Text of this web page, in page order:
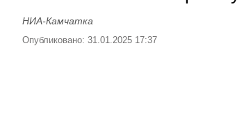
НИА-Камчатка
Опубликовано: 31.01.2025 17:37